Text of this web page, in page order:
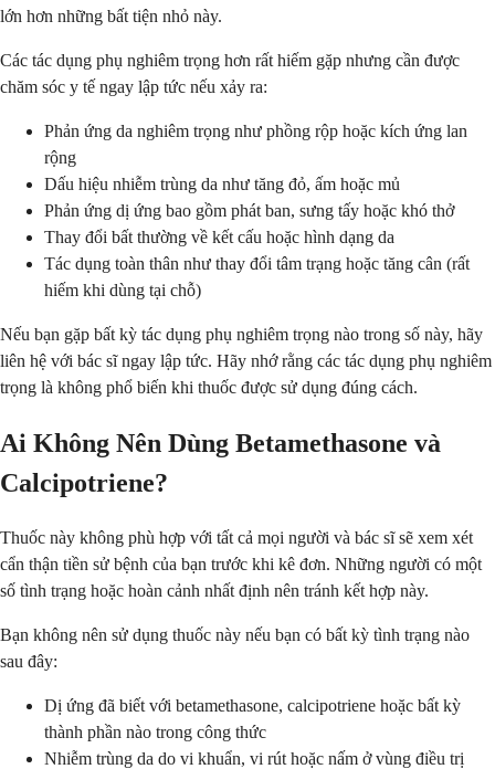
lớn hơn những bất tiện nhỏ này.
Các tác dụng phụ nghiêm trọng hơn rất hiếm gặp nhưng cần được
chăm sóc y tế ngay lập tức nếu xảy ra:
Phản ứng da nghiêm trọng như phồng rộp hoặc kích ứng lan
rộng
Dấu hiệu nhiễm trùng da như tăng đỏ, ấm hoặc mủ
Phản ứng dị ứng bao gồm phát ban, sưng tấy hoặc khó thở
Thay đổi bất thường về kết cấu hoặc hình dạng da
Tác dụng toàn thân như thay đổi tâm trạng hoặc tăng cân (rất
hiếm khi dùng tại chỗ)
Nếu bạn gặp bất kỳ tác dụng phụ nghiêm trọng nào trong số này, hãy
liên hệ với bác sĩ ngay lập tức. Hãy nhớ rằng các tác dụng phụ nghiêm
trọng là không phổ biến khi thuốc được sử dụng đúng cách.
Ai Không Nên Dùng Betamethasone và
Calcipotriene?
Thuốc này không phù hợp với tất cả mọi người và bác sĩ sẽ xem xét
cẩn thận tiền sử bệnh của bạn trước khi kê đơn. Những người có một
số tình trạng hoặc hoàn cảnh nhất định nên tránh kết hợp này.
Bạn không nên sử dụng thuốc này nếu bạn có bất kỳ tình trạng nào
sau đây:
Dị ứng đã biết với betamethasone, calcipotriene hoặc bất kỳ
thành phần nào trong công thức
Nhiễm trùng da do vi khuẩn, vi rút hoặc nấm ở vùng điều trị